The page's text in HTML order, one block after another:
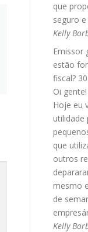
que
seguro
Kelly
Emissor
estão
fiscal?
Oi
Hoje eu
utilidade
que
outros
mesmo
de
Kelly